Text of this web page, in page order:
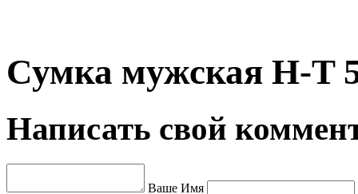
Сумка мужская H-T
Написать свой
Ваше Имя